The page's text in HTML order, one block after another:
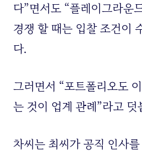
다”면서도 “플레이그라운
경쟁 할 때는 입찰 조건이
다.
그러면서 “포트폴리오도
는 것이 업계 관례”라고 덧
차씨는 최씨가 공직 인사